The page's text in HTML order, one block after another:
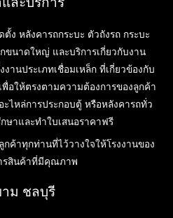
ง หลังคารถกระบะ ตัวถังรถ กระบะ
ขนาดใหญ่ และบริการเกี่ยวกับงาน
านประเภทเชื่อมเหล็ก ที่เกี่ยวข้องกับ
พื่อให้ตรงตามความต้องการของลูกค้า
ะไหล่การประกอบตู้ หรือหลังคารถทั่ว
ษาและทำใบเสนอราคาฟรี
ค้าทุกท่านที่ไว้วางใจให้โรงงานของ
รสินค้าที่มีคุณภาพ
ม ชลบุรี